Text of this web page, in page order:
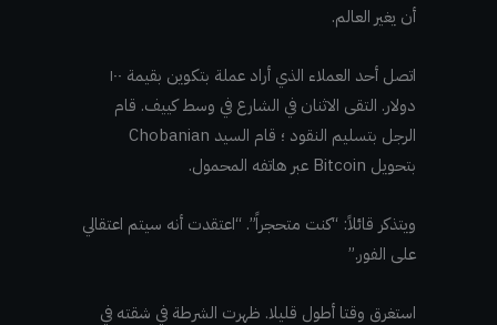
أن يغير العالم.
اتصل أحد العملاء الذي أراد عملة بتكوين بقيمة ١٠٠
دولار. التقى الاثنان في الشارع في وسط كييف. قام
الرجل بتسليم النقود ؛ قام السيد Chobanian
بتحويل Bitcoin عبر هاتفه المحمول.
ويتذكر قائلاً: “كنت متحجراً”. “اعتقدت أنه سيتم اعتقالي
على الفور.”
استغرق وقتا أطول قليلا. ظهرت الشرطة في شقته في